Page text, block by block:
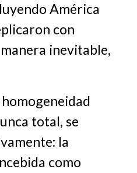
América
con
inevitable,
total, se
la
como